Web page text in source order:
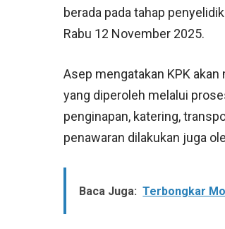
berada pada tahap
Rabu 12 November 2025.
Asep mengatakan KPK
yang diperoleh melalui
penginapan, katering,
penawaran dilakukan juga
Baca Juga: Terbongkar